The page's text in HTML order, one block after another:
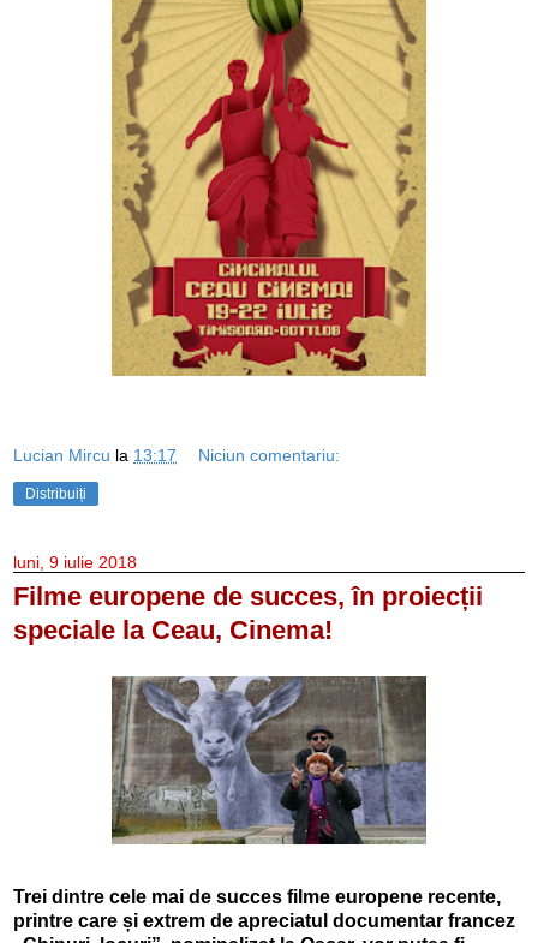
Lucian Mircu la 13:17 Niciun comentariu:
Distribuiți
luni, 9 iulie 2018
Filme europene de succes, în proiecții
speciale la Ceau, Cinema!
Trei dintre cele mai de succes filme europene recente,
printre care și extrem de apreciatul documentar francez